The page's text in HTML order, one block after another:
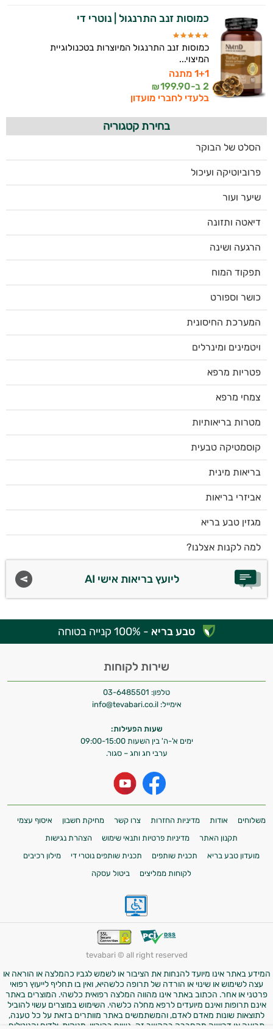
כמוסות זנב התרנגול | נוטרי די
כמוסות זנב התרנגול המיוצרות בטכנולוגיית
המיצוי...
1+1 מתנה
2 ב-
199.90
₪
בלעדי לחברי מועדון
בחירת קטגוריה
הסלט של הבוקר
פרוביוטיקה ועיכול
שיער ועור
דיאטה ותזונה
הרגעה ושינה
תפקוד המוח
כושר וספורט
המערכת החיסונית
ויטמינים ומינרלים
פטריות מרפא
צמחי מרפא
מטרות בריאותיות
קוסמטיקה טבעית
בריאות מינית
אביזרי בריאות
מגזין טבע בריא
למה לקנות אצלנו?
ליועץ בריאות אישי AI
טבע בריא - 100% קנייה בטוחה
שירות לקוחות
טלפון: 03-6485501
אימייל: info@tevabari.co.il
שעות הפעילות:
ימים א'-ה' בין השעות 09:00-15:00
ערבי חג וחג – סגור.
משלוחים אודות מדיניות החזרות צרו קשר מחיקת חשבון
איסוף עצמי
תקנון האתר
מדיניות פרטיות ותנאי שימוש
הצהרת נגישות
מועדון טבע בריא
תכנית שותפים תכנית שותפים נוטרי די
מילון רכיבים
לקוחות ממליצים
ביטול עסקה
tevabari © all right reserved
המידע באתר אינו מיועד להנחות את הציבור או לשמש לגביו כהמלצה או הוראה או
עצה לשימוש או שינוי או הורדה של תרופה כלשהיא, ואין בו תחליף לייעוץ רפואי
פרטני או אחר. הכתוב באתר אינו מהווה המלצה רפואית כלשהי. המוצרים באתר
אינם תרופות ואינם מיועדים לרפא מחלה כלשהי. השימוש במוצרים עשוי להוביל
לתוצאות שונות מאדם לאדם, והמשתמשים באתר מוותרים בזאת על כל טענה,
תביעה או דרישה מהחברה בהקשר זה. נשים בהיריון, מניקות, ילדים והנוטלים